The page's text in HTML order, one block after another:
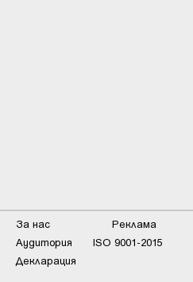
За нас
Реклама
Аудитория
ISO 9001-2015
Декларация